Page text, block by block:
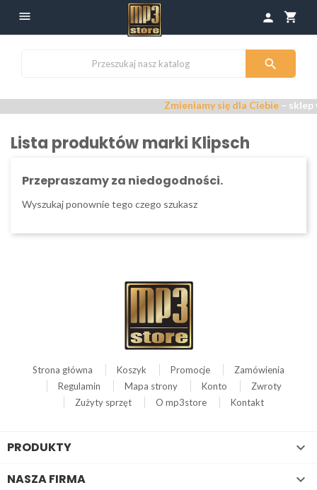
 shopping_cart
person

Zmieniamy się dla Ciebie– sklep
Lista produktów marki Klipsch
Przepraszamy za niedogodności.
Wyszukaj ponownie tego czego szukasz
Strona główna Koszyk Promocje
Zamówienia
Regulamin
Mapa strony Konto
Zwroty
Zużyty sprzęt
O mp3store Kontakt
PRODUKTY 
NASZA FIRMA 